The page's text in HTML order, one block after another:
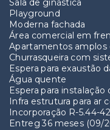
Sala de ginástica
Playground
Moderna fachada
Área comercial em
Apartamentos amplos
Churrasqueira com
Espera para exaustão
Água quente
Espera para
Infra estrutura para ar
Incorporação R-5.44-
Entreg 36 meses (09/